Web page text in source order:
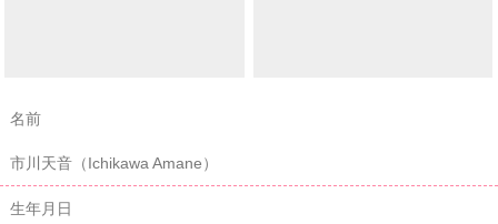
名前
市川天音（Ichikawa Amane）
生年月日